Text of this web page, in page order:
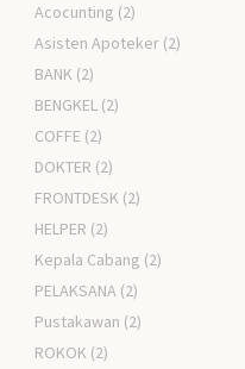
Acocunting (2)
Asisten Apoteker (2)
BANK (2)
BENGKEL (2)
COFFE (2)
DOKTER (2)
FRONTDESK (2)
HELPER (2)
Kepala Cabang (2)
PELAKSANA (2)
Pustakawan (2)
ROKOK (2)